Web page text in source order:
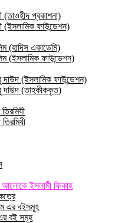
(তাওহীদ প্রকাশনা)
(ইসলামিক ফাউন্ডেশন)
(হাদিস একাডেমি)
(ইসলামিক ফাউন্ডেশন)
(ইসলামিক ফাউন্ডেশন)
দাউদ (তাহকীককৃত)
ইসলামী ফিকাহ
এর বইসমূহ
বই সমূহ